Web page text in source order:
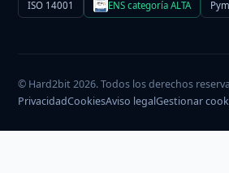
ISO 14001 ENS categoría ALTA
© Hard2bit 2026. Todos los derechos
PrivacidadCookiesAviso legalGestionar